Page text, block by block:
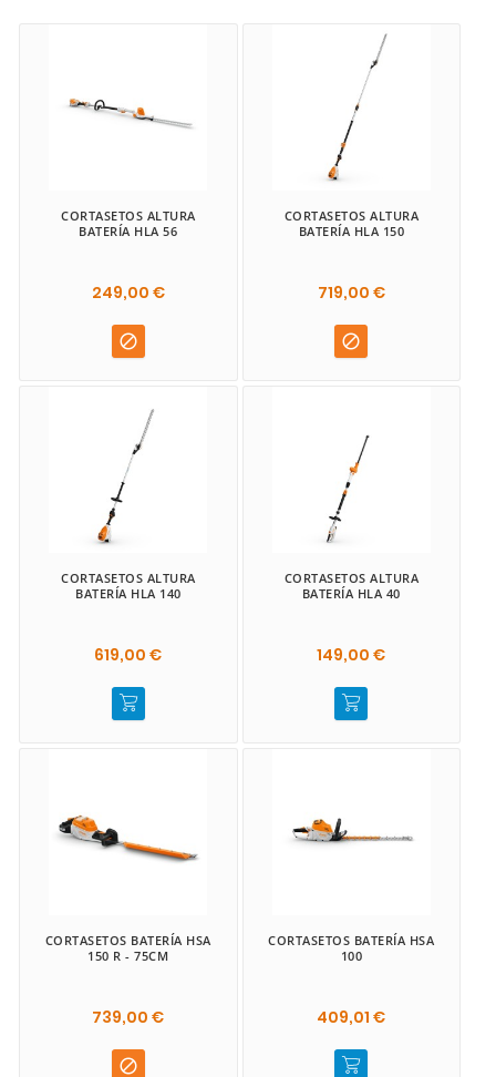
CORTASETOS ALTURA
BATERÍA HLA 56
249,00 €

CORTASETOS ALTURA
BATERÍA HLA 150
719,00 €

CORTASETOS ALTURA
BATERÍA HLA 140
619,00 €
CORTASETOS ALTURA
BATERÍA HLA 40
149,00 €
CORTASETOS BATERÍA HSA
150 R - 75CM
739,00 €

CORTASETOS BATERÍA HSA
100
409,01 €